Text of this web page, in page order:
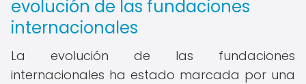
evolución de las fundaciones
internacionales
La evolución de las fundaciones
internacionales ha estado marcada por una